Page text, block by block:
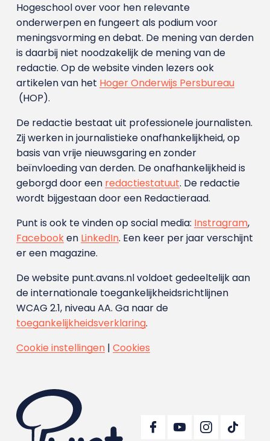
Hogeschool over voor hen relevante
onderwerpen en fungeert als podium voor
meningsvorming en debat. De mening van derden
is daarbij niet noodzakelijk de mening van de
redactie. Op de website vinden lezers ook
artikelen van het Hoger Onderwijs Persbureau
(HOP).
De redactie bestaat uit professionele journalisten.
Zij werken in journalistieke onafhankelijkheid, op
basis van vrije nieuwsgaring en zonder
beïnvloeding van derden. De onafhankelijkheid is
geborgd door een redactiestatuut. De redactie
wordt bijgestaan door een Redactieraad.
Punt is ook te vinden op social media: Instragram,
Facebooken LinkedIn. Een keer per jaar verschijnt
er een magazine.
De website punt.avans.nl voldoet gedeeltelijk aan
de internationale toegankelijkheidsrichtlijnen
WCAG 2.1, niveau AA. Ga naar de
toegankelijkheidsverklaring.
Cookie instellingen| Cookies